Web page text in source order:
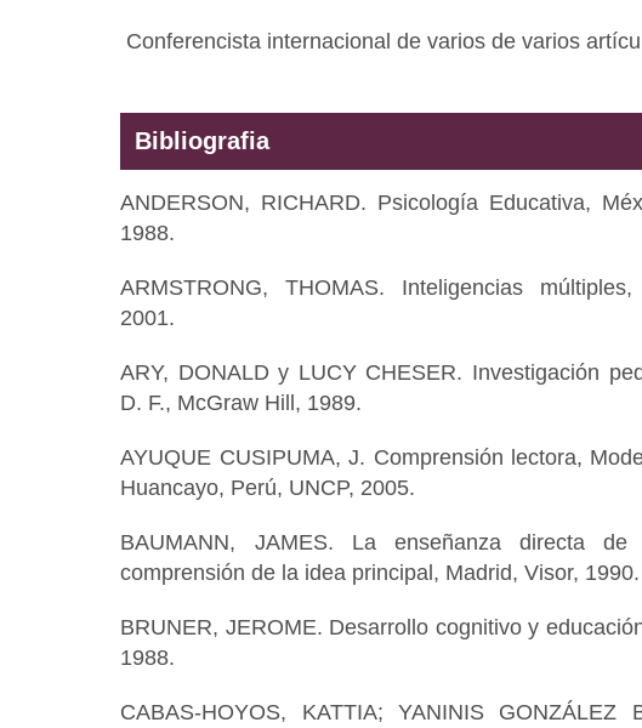
Conferencista internacional de varios de varios
Bibliografia
ANDERSON, RICHARD. Psicología Educativa,
1988.
ARMSTRONG, THOMAS. Inteligencias
2001.
ARY, DONALD y LUCY CHESER. Investigación
D. F., McGraw Hill, 1989.
AYUQUE CUSIPUMA, J. Comprensión lectora,
Huancayo, Perú, UNCP, 2005.
BAUMANN, JAMES. La enseñanza directa
comprensión de la idea principal, Madrid, Visor, 1990.
BRUNER, JEROME. Desarrollo cognitivo y
1988.
CABAS-HOYOS, KATTIA; YANINIS GONZÁLEZ